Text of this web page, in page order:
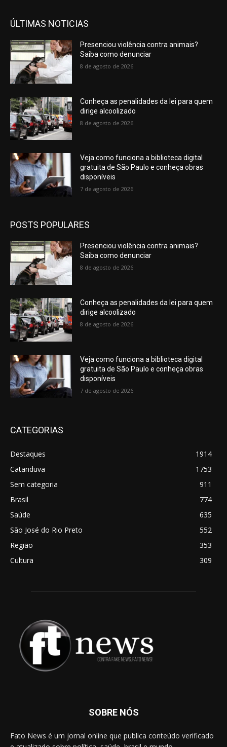
ÚLTIMAS NOTICIAS
Presenciou violência contra animais?
Saiba como denunciar
8 de agosto de 2026
Conheça as penalidades da lei para quem
dirige alcoolizado
8 de agosto de 2026
Veja como funciona a biblioteca digital
gratuita de São Paulo e conheça obras
disponíveis
7 de agosto de 2026
POSTS POPULARES
Presenciou violência contra animais?
Saiba como denunciar
8 de agosto de 2026
Conheça as penalidades da lei para quem
dirige alcoolizado
8 de agosto de 2026
Veja como funciona a biblioteca digital
gratuita de São Paulo e conheça obras
disponíveis
7 de agosto de 2026
CATEGORIAS
Destaques
1914
Catanduva
1753
Sem categoria
911
Brasil
774
Saúde
635
São José do Rio Preto
552
Região
353
Cultura
309
SOBRE NÓS
Fato News é um jornal online que publica conteúdo verificado